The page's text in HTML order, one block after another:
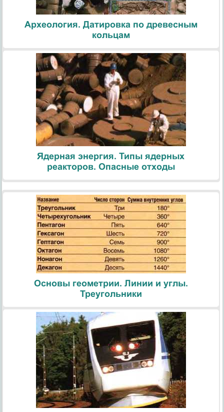
Археология. Датировка по древесным
кольцам
Ядерная энергия. Типы ядерных
реакторов. Опасные отходы
Основы геометрии. Линии и углы.
Треугольники